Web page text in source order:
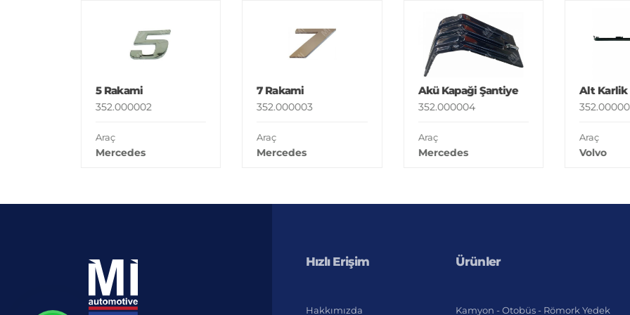
5 Rakami
352.000002
Araç
Mercedes
7 Rakami
352.000003
Araç
Mercedes
Akü Kapaği Şantiye
352.000004
Araç
Mercedes
Alt Karlik
Araç
Volvo
Hızlı Erişim
Hakkımızda
Ürünler
Kamyon - Otobüs - Römork Yedek